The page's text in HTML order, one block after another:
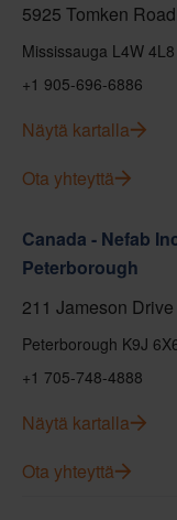
5925 Tomken
Mississauga L4W 4L8
+1 905-696-6886
Näytä kartalla
Ota yhteyttä
Canada - Nefab
Peterborough
211 Jameson Drive
Peterborough K9J
+1 705-748-4888
Näytä kartalla
Ota yhteyttä